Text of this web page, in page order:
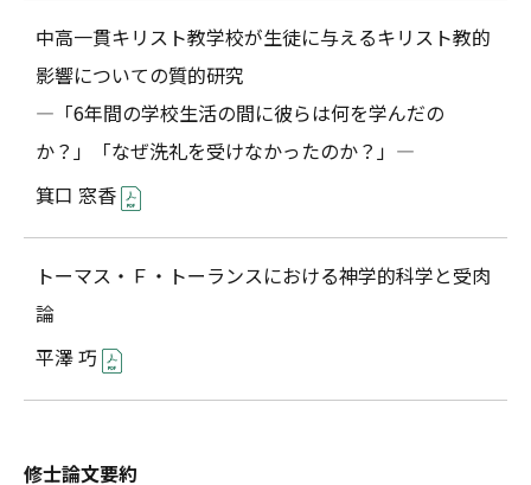
中高一貫キリスト教学校が生徒に与えるキリスト教的
影響についての質的研究
―「6年間の学校生活の間に彼らは何を学んだの
か？」「なぜ洗礼を受けなかったのか？」―
箕口 窓香
トーマス・Ｆ・トーランスにおける神学的科学と受肉
論
平澤 巧
修士論文要約